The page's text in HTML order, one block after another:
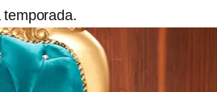
temporada.